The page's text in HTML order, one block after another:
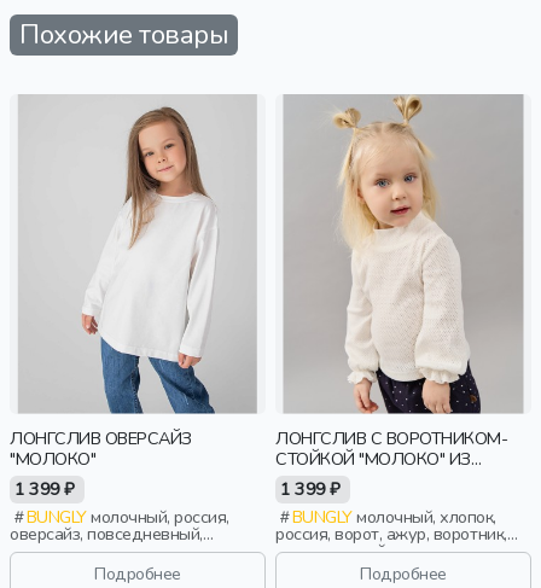
Похожие товары
ЛОНГСЛИВ ОВЕРСАЙЗ
"МОЛОКО"
1 399 ₽
BUNGLYмолочный, россия,
оверсайз, повседневный,
девочки, малыши, дошкольники,
Подробнее
ЛОНГСЛИВ С ВОРОТНИКОМ-
СТОЙКОЙ "МОЛОКО" ИЗ
АЖУРНОГО ХЛОПКА 0+
1 399 ₽
BUNGLYмолочный, хлопок,
россия, ворот, ажур, воротник,
воротник-стойка, малыши, дети
Подробнее